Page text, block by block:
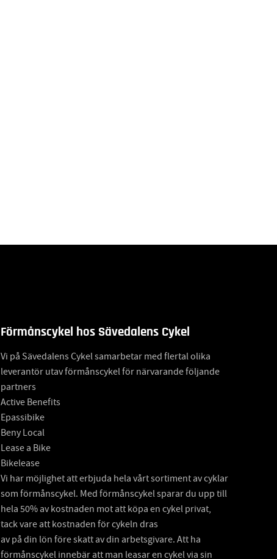
Förmånscykel hos Sävedalens Cykel
Vi på Sävedalens Cykel samarbetar med flertal olika
leverantör utav förmånscykel för närvarande följande
partners
Active Benefits
Epassibike
Beny Local
Lease a Bike
Bikelease
Vi har möjlighet att erbjuda hela vårt sortiment av cyklar
som förmånscykel. Med förmånscykel sparar du upp till
hela 50% av kostnaden mot att köpa en cykel privat,
tack vare att kostnaden för cykeln dras
av på din lön före skatt av din arbetsgivare. Att ha
förmånscykel innebär att man leasar en cykel via sin